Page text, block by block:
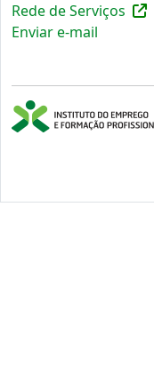
Rede de Serviços
Enviar e-mail